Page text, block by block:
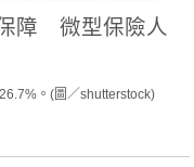
障 微型保險人
。(圖／shutterstock)